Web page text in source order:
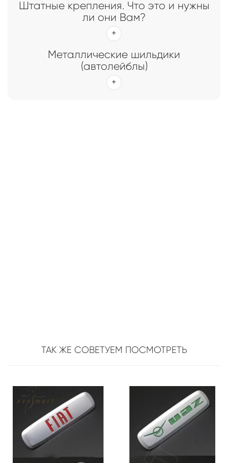
Штатные крепления. Что это и нужны
ли они Вам?
Металлические шильдики
(автолейблы)
ТАК ЖЕ СОВЕТУЕМ ПОСМОТРЕТЬ